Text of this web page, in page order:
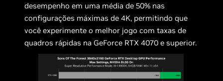
desempenho em uma média de 50% nas
configurações máximas de 4K, permitindo que
você experimente o melhor jogo com taxas de
quadros rápidas na GeForce RTX 4070 e superior.